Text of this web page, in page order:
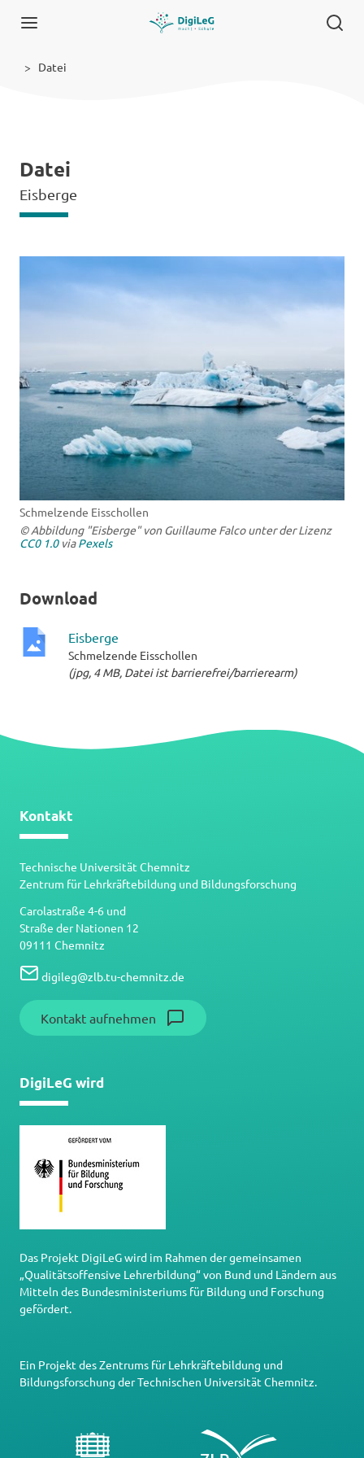
Datei
Datei
Eisberge
Schmelzende Eisschollen
© Abbildung "Eisberge" von Guillaume Falco unter der Lizenz
CC0 1.0viaPexels
Download
Eisberge
Schmelzende Eisschollen
(jpg, 4 MB, Datei ist barrierefrei/barrierearm)
Kontakt
Technische Universität Chemnitz
Zentrum für Lehrkräftebildung und Bildungsforschung
Carolastraße 4-6 und
Straße der Nationen 12
09111 Chemnitz
digileg@zlb.tu-chemnitz.de
Kontakt aufnehmen
DigiLeG wird
Das Projekt DigiLeG wird im Rahmen der gemeinsamen
„Qualitätsoffensive Lehrerbildung“ von Bund und Ländern aus
Mitteln des Bundesministeriums für Bildung und Forschung
gefördert.
Ein Projekt desZentrums für Lehrkräftebildung und
Bildungsforschung derTechnischen Universität Chemnitz.